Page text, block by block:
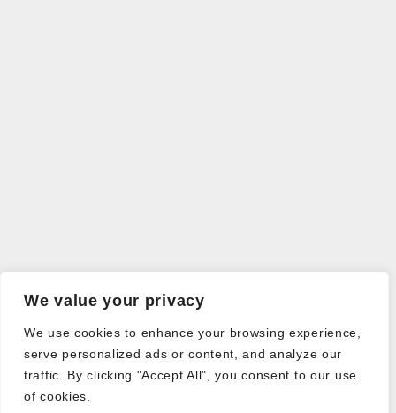
We value your privacy
We use cookies to enhance your browsing experience,
serve personalized ads or content, and analyze our
traffic. By clicking "Accept All", you consent to our use
of cookies.